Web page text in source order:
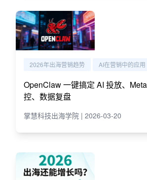
2026年出海营销趋势 AI在营销中的应用
OpenClaw 一键搞定 AI 投放、
控、数据复盘
掌慧科技出海学院 | 2026-03-20